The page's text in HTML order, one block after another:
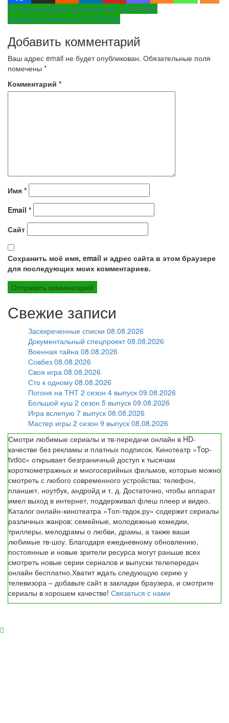
Навигация
по
записям
ЧП-Чрезвычайное происшествие 16.06.2026
Звёздные затворницы 16.06.2026
Добавить комментарий
Ваш адрес email не будет опубликован. Обязательные поля
помечены *
Комментарий *
Имя *
Email *
Сайт
Сохранить моё имя, email и адрес сайта в этом браузере
для последующих моих комментариев.
Свежие записи
Засекреченные списки 08.08.2026
Документальный спецпроект 08.08.2026
Военная тайна 08.08.2026
Совбез 08.08.2026
Своя игра 08.08.2026
Сто к одному 08.08.2026
Погоня на ТНТ 2 сезон 4 выпуск 09.08.2026
Большой куш 2 сезон 5 выпуск 09.08.2026
Игра вслепую 7 выпуск 08.08.2026
Мастер игры 2 сезон 9 выпуск 08.08.2026
Смотри любимые сериалы и тв-передачи онлайн в HD-
качестве без рекламы и платных подписок. Кинотеатр «Top-
tvdoc» открывает безграничный доступ к тысячам
короткометражных и многосерийных фильмов, которые можно
смотреть с любого современного устройства: телефон,
планшет, ноутбук, андройд и т. д. Достаточно, чтобы аппарат
имел выход в интернет, поддерживал флеш плеер и видео.
Каталог онлайн-кинотеатра «Топ-твдок.ру» содержит сериалы
различных жанров: семейные, молодежные комедии,
триллеры, мелодрамы о любви, драмы, а также ваши
любимые тв-шоу. Благодаря ежедневному обновлению,
постоянные и новые зрители ресурса могут раньше всех
смотреть новые серии сериалов и выпуски телепередач
онлайн бесплатно.Хватит ждать следующую серию у
телевизора – добавьте сайт в закладки браузера, и смотрите
сериалы в хорошем качестве! Связаться с нами